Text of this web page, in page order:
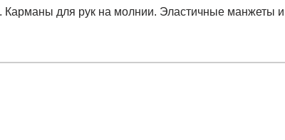
Карманы для рук на молнии. Эластичные манжеты